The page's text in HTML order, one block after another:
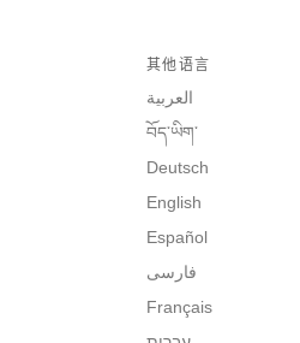
其他语言
العربية
བོད་ཡིག་
Deutsch
English
Español
فارسی
Français